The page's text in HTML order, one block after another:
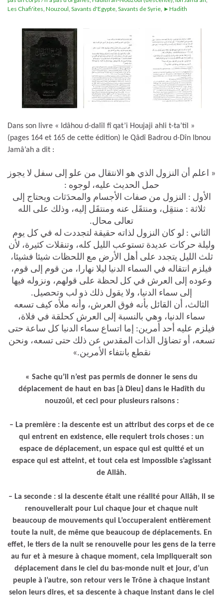
Les Chafi'ites Nouzoul Savants d'Egypte Savants de Syrie ►Hadith
Dans son livre « Idâhou d-dalîl fî qat’i Houjaji ahli t-ta’tîl »
(pages 164 et 165 de cette édition) le Qâdî Badrou d-Dîn Ibnou
Jamâ’ah a dit :
« اعلم أن النزول الذي هو الانتقال من علو إلى سفل لا يجوز
حمل الحديث عليه، لوجوه :
الأول : النزول من صفات الأجسام والمحدَثات ويحتاج إلى
ثلاثة : منتقِل، ومنتقَل عنه ومنتقَل إليه، وذلك على الله
تعالى محال.
الثاني : لو كان النزول لذاته حقيقة لتجددت له في كل يوم
وليلة حركات عديدة تستوعب الليل كله، وتنقلات كثيرة، لأن
ثلث الليل يتجدد على أهل الأرض مع اللحظات شيئا فشيئا،
فيلزم انتقاله في السماء الدنيا ليلا نهارا، من قوم إلى قوم،
وعوده إلى العرش في كل لحظة على قولهم، ونزوله فيها
إلى سماء الدنيا، ولا يقول ذلك ذو لب وتحصيل.
الثالث، أن القائل بأنه فوق العرش، وأنه ملأه كيف تسعه
سماء الدنيا، وهي بالنسبة إلى العرش كحلقة في فلاة،
فيلزم عليه أحد أمرين: إما اتساع سماء الدنيا كل ساعة حتى
تسعه، أو تضاؤل الذات المقدس عن ذلك حتى تسعه، ونحن
نقطع بانتفاء الأمرين.»
« Sache qu’il n’est pas permis de donner le sens du
déplacement de haut en bas [à Dieu] dans le Hadîth du
nouzoûl, et ceci pour plusieurs raisons :
– La première : la descente est un attribut des corps et de ce
qui entrent en existence, elle requiert trois choses : un
espace de déplacement, un espace qui est quitté et un
espace qui est atteint, et tout cela est impossible s’agissant
de Allâh.
– La seconde : si la descente était une réalité pour Allâh, il se
renouvellerait pour Lui chaque jour et chaque nuit
beaucoup de mouvements qui L’occuperaient entièrement
toute la nuit, de même que beaucoup de déplacements. En
effet, le tiers de la nuit se renouvelle pour les gens de la terre
au fur et à mesure à chaque moment, cela impliquerait son
déplacement dans le ciel du bas-monde nuit et jour, d’un
peuple à l’autre, son retour vers le Trône à chaque instant
selon leurs dires, et sa descente à chaque instant dans le ciel